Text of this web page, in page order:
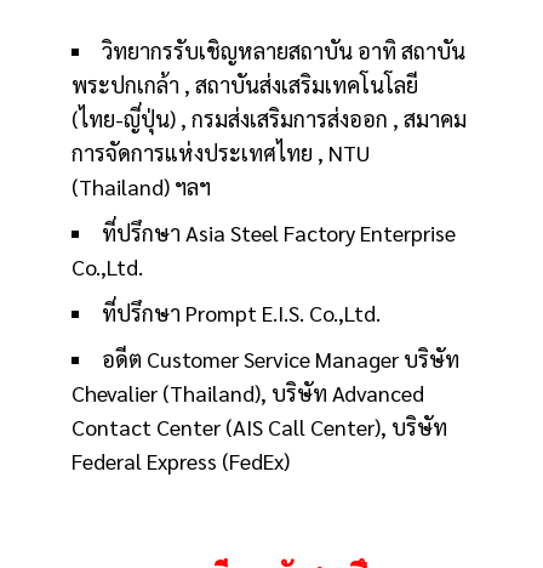
วิทยากรรับเชิญหลายสถาบัน อาทิ สถาบัน
พระปกเกล้า , สถาบันส่งเสริมเทคโนโลยี
(ไทย-ญี่ปุ่น) , กรมส่งเสริมการส่งออก , สมาคม
การจัดการแห่งประเทศไทย , NTU
(Thailand) ฯลฯ
ที่ปรึกษา Asia Steel Factory Enterprise
Co.,Ltd.
ที่ปรึกษา Prompt E.I.S. Co.,Ltd.
อดีต Customer Service Manager บริษัท
Chevalier (Thailand), บริษัท Advanced
Contact Center (AIS Call Center), บริษัท
Federal Express (FedEx)